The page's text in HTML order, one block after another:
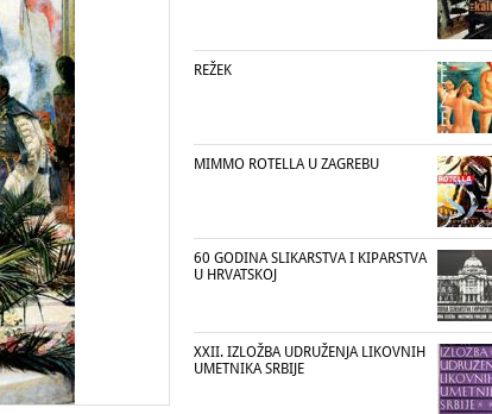
REŽEK
MIMMO ROTELLA U ZAGREBU
60 GODINA SLIKARSTVA I KIPARSTVA
U HRVATSKOJ
XXII. IZLOŽBA UDRUŽENJA LIKOVNIH
UMETNIKA SRBIJE